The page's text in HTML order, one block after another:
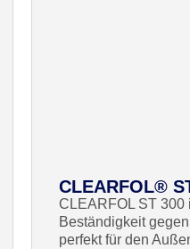
CLEARFOL®
CLEARFOL ST 300
Beständigkeit
perfekt für den